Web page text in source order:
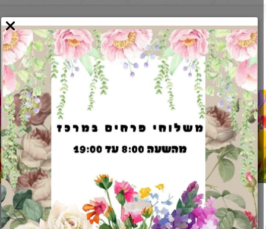
משלוח מהיר בכל אזור המרכז בין שעתיים
לארבע שעות. להזמנות חייגו053-
4793266
מבצעים מיוחדים
על כל החנות !!!